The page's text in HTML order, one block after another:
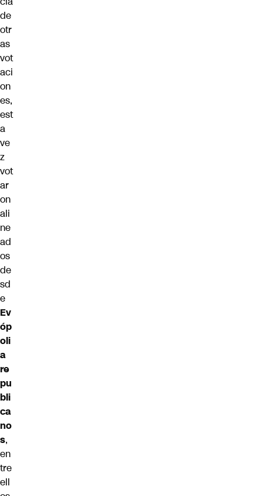
de
otr
as
vot
aci
on
es,
est
a
ve
z
vot
ar
on
ali
ne
ad
os
de
sd
e
Ev
óp
oli
a
re
pu
bli
ca
no
s,
en
tre
ell